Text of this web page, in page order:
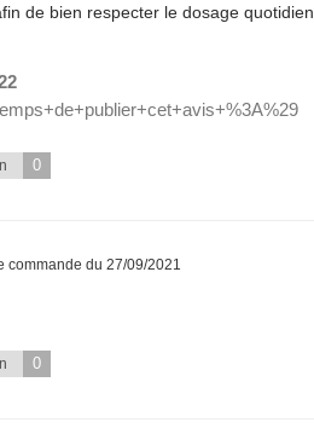
de bien respecter le dosage quotidien
0
commande du 27/09/2021
0